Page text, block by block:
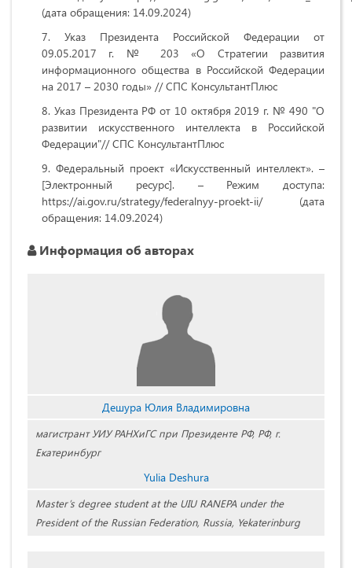
(дата обращения: 14.09.2024)
Указ Президента Российской Федерации от
09.05.2017 г. № 203 «О Стратегии развития
информационного общества в Российской Федерации
на 2017 – 2030 годы» // СПС КонсультантПлюс
Указ Президента РФ от 10 октября 2019 г. № 490 "О
развитии искусственного интеллекта в Российской
Федерации"// СПС КонсультантПлюс
Федеральный проект «Искусственный интеллект». –
[Электронный ресурс]. – Режим доступа:
https://ai.gov.ru/strategy/federalnyy-proekt-ii/ (дата
обращения: 14.09.2024)
Информация об авторах
Дешура Юлия Владимировна
магистрант УИУ РАНХиГС при Президенте РФ, РФ, г.
Екатеринбург
Yulia Deshura
Master’s degree student at the UIU RANEPA under the
President of the Russian Federation, Russia, Yekaterinburg